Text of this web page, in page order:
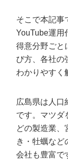
クレーム窓口
営業改善特化
ん』
定額LINE運用
1本無料で記
定額制LP制作
採用YouTube
料金表
動画編集
エンジニア
広告運用
会社概要・役員
代表メッセージ
取締役メッセー
業務委託
認定パートナー
そこで本記事
YouTube運用
得意分野ごと
び方、各社の
わかりやすく
広島県は人口
です。マツダ
どの製造業、
き・牡蠣など
会社も豊富で